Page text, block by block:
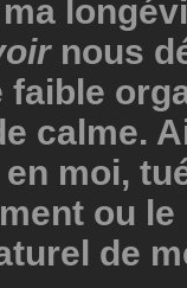
nous
calme.
moi,
ou le
de